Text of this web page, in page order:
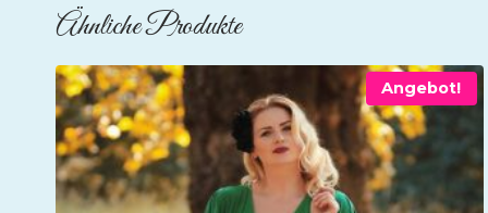
Ähnliche Produkte
Angebot!